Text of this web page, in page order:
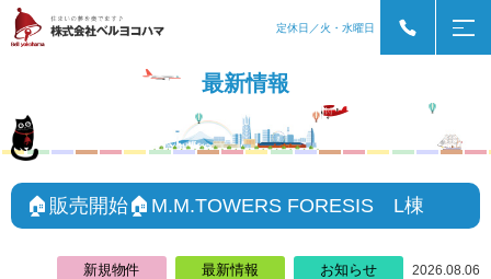
定休日／火・水曜日
最新情報
🏠販売開始🏠M.M.TOWERS FORESIS L棟
新規物件 最新情報 お知らせ 2026.08.06